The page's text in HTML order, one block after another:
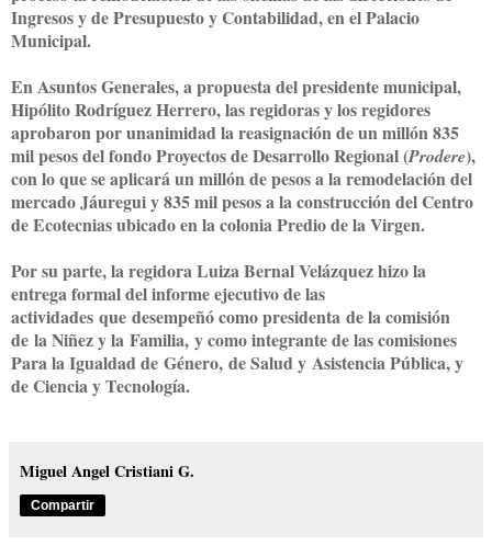
Ingresos y de Presupuesto y Contabilidad, en el Palacio
Municipal.
En Asuntos Generales, a propuesta del presidente municipal,
Hipólito Rodríguez Herrero, las regidoras y los regidores
aprobaron por unanimidad la reasignación de un millón 835
mil pesos del fondo Proyectos de Desarrollo Regional (Prodere),
con lo que se aplicará un millón de pesos a la remodelación del
mercado Jáuregui y 835 mil pesos a la construcción del Centro
de Ecotecnias ubicado en la colonia Predio de la Virgen.
Por su parte, la regidora Luiza Bernal Velázquez hizo la
entrega formal del informe ejecutivo de las
actividades que desempeñó como presidenta de la comisión
de la Niñez y la Familia, y como integrante de las comisiones
Para la Igualdad de Género, de Salud y Asistencia Pública, y
de Ciencia y Tecnología.
Miguel Angel Cristiani G.
Compartir